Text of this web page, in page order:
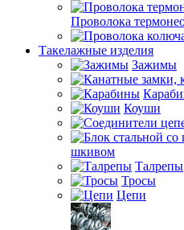
Проволока
Такелажные изделия
Зажимы
Коуши
шкивом
Талрепы
Тросы
Цепи